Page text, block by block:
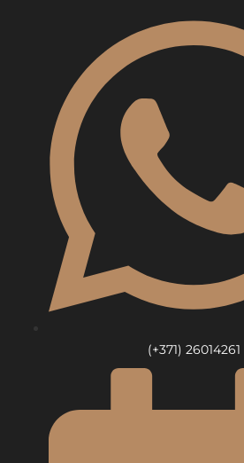
(+371) 26014261